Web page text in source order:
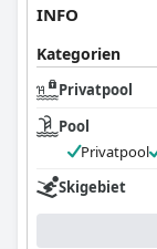
INFO
Kategorien
Privatpool
Pool
Privatpool
Skigebiet